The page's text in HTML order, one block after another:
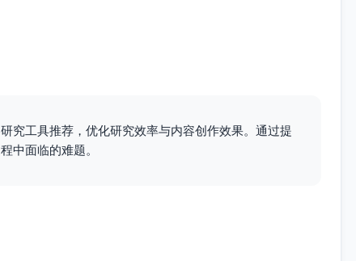
究工具推荐，优化研究效率与内容创作效果。通过提
中面临的难题。